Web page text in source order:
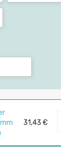
31,43 €